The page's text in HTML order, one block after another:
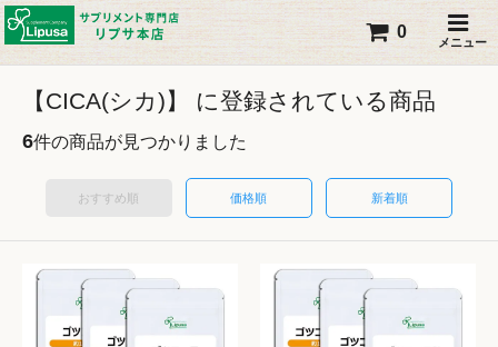
メニュー
0
【CICA(シカ)】 に登録されている商品
6件の商品が見つかりました
おすすめ順 価格順 新着順